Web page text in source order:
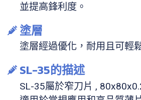
並提高鋒利度。
塗層
塗層經過優化，耐用且可輕
SL-35的描述
SL-35屬於窄刀片 ,